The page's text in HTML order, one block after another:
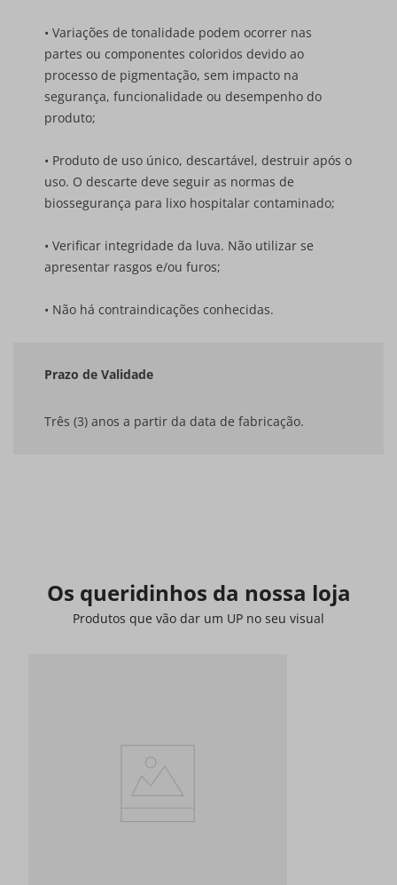
• Variações de tonalidade podem ocorrer nas
partes ou componentes coloridos devido ao
processo de pigmentação, sem impacto na
segurança, funcionalidade ou desempenho do
produto;
• Produto de uso único, descartável, destruir após o
uso. O descarte deve seguir as normas de
biossegurança para lixo hospitalar contaminado;
• Verificar integridade da luva. Não utilizar se
apresentar rasgos e/ou furos;
• Não há contraindicações conhecidas.
Prazo de Validade
Três (3) anos a partir da data de fabricação.
Os queridinhos da nossa loja
Produtos que vão dar um UP no seu visual